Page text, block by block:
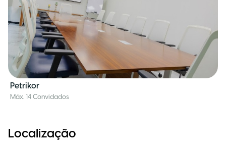
Petrikor
Máx. 14 Convidados
Localização